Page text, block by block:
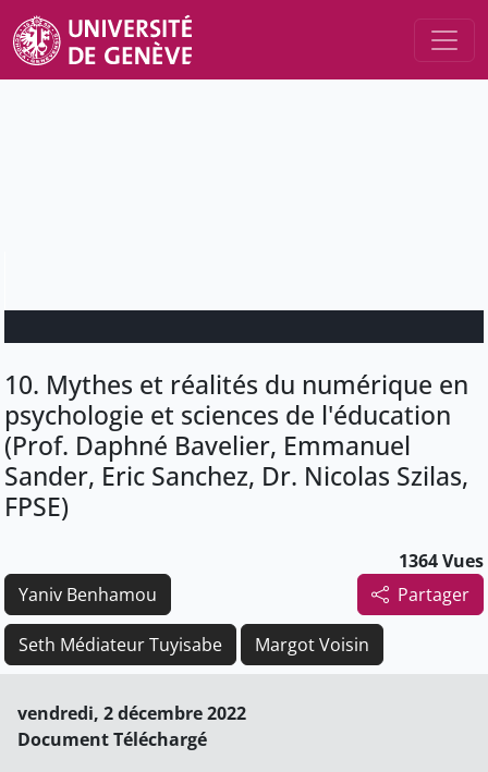
10. Mythes et réalités du numérique en
psychologie et sciences de l'éducation
(Prof. Daphné Bavelier, Emmanuel
Sander, Eric Sanchez, Dr. Nicolas Szilas,
FPSE)
1364 Vues
Partager
Yaniv Benhamou
Seth Médiateur Tuyisabe Margot Voisin
vendredi, 2 décembre 2022
Document Téléchargé